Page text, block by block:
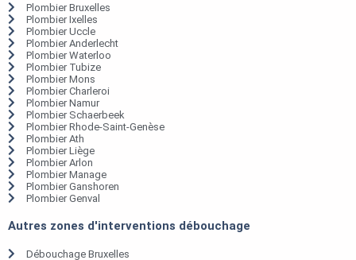
Plombier Bruxelles
Plombier Ixelles
Plombier Uccle
Plombier Anderlecht
Plombier Waterloo
Plombier Tubize
Plombier Mons
Plombier Charleroi
Plombier Namur
Plombier Schaerbeek
Plombier Rhode-Saint-Genèse
Plombier Ath
Plombier Liège
Plombier Arlon
Plombier Manage
Plombier Ganshoren
Plombier Genval
Autres zones d'interventions débouchage
Débouchage Bruxelles